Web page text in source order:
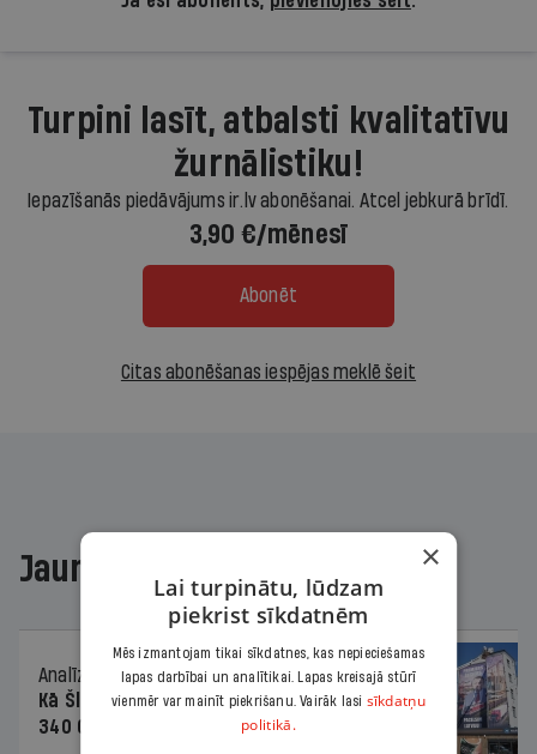
Turpini lasīt, atbalsti kvalitatīvu
žurnālistiku!
Iepazīšanās piedāvājums ir.lv abonēšanai. Atcel jebkurā brīdī.
3,90 €/mēnesī
Abonēt
Citas abonēšanas iespējas meklē šeit
Jaunākajā žurnālā
Analīze
06.08.2026.
Kā Šlesera partija palika nesodīta par
340 000 vērtu reklāmas kampaņu
×
Lai turpinātu, lūdzam
piekrist sīkdatnēm
Mēs izmantojam tikai sīkdatnes, kas nepieciešamas
lapas darbībai un analītikai. Lapas kreisajā stūrī
vienmēr var mainīt piekrišanu. Vairāk lasi sīkdatņu
politikā.